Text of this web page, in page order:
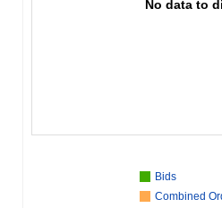
No data to
Bids
Combined